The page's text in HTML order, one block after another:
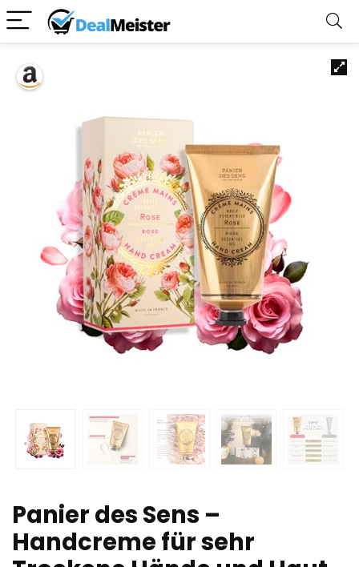
Panier des Sens –
Handcreme für sehr